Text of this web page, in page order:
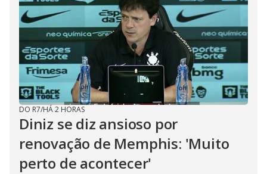
DO R7/HÁ 2 HORAS
Diniz se diz ansioso por
renovação de Memphis: 'Muito
perto de acontecer'